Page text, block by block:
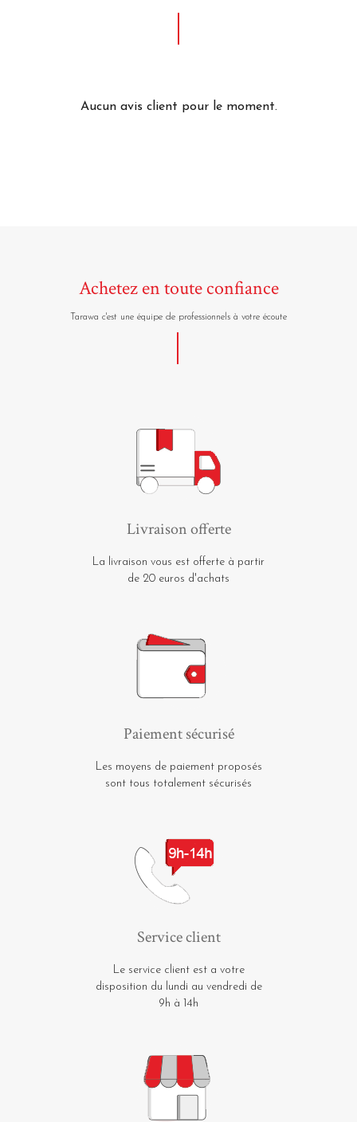
Aucun avis client pour le moment.
Achetez en toute confiance
Tarawa c'est une équipe de professionnels à votre écoute
Livraison offerte
La livraison vous est offerte à partir
de 20 euros d'achats
Paiement sécurisé
Les moyens de paiement proposés
sont tous totalement sécurisés
Service client
Le service client est a votre
disposition du lundi au vendredi de
9h à 14h